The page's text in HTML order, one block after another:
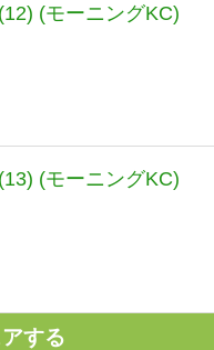
(モーニングKC)
(モーニングKC)
する